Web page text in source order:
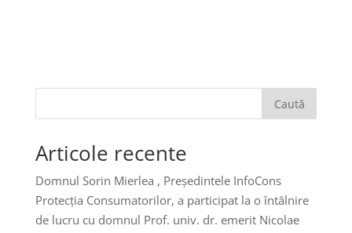
Caută
Articole recente
Domnul Sorin Mierlea , Președintele InfoCons
Protecția Consumatorilor, a participat la o întâlnire
de lucru cu domnul Prof. univ. dr. emerit Nicolae